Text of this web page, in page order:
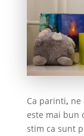
Ca parinti, ne
este mai bun
stim ca sunt